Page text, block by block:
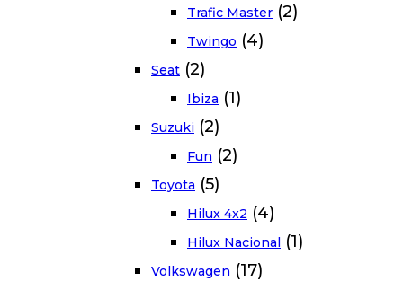
Trafic Master (2)
Twingo (4)
Seat (2)
Ibiza (1)
Suzuki (2)
Fun (2)
Toyota (5)
Hilux 4x2 (4)
Hilux Nacional (1)
Volkswagen (17)